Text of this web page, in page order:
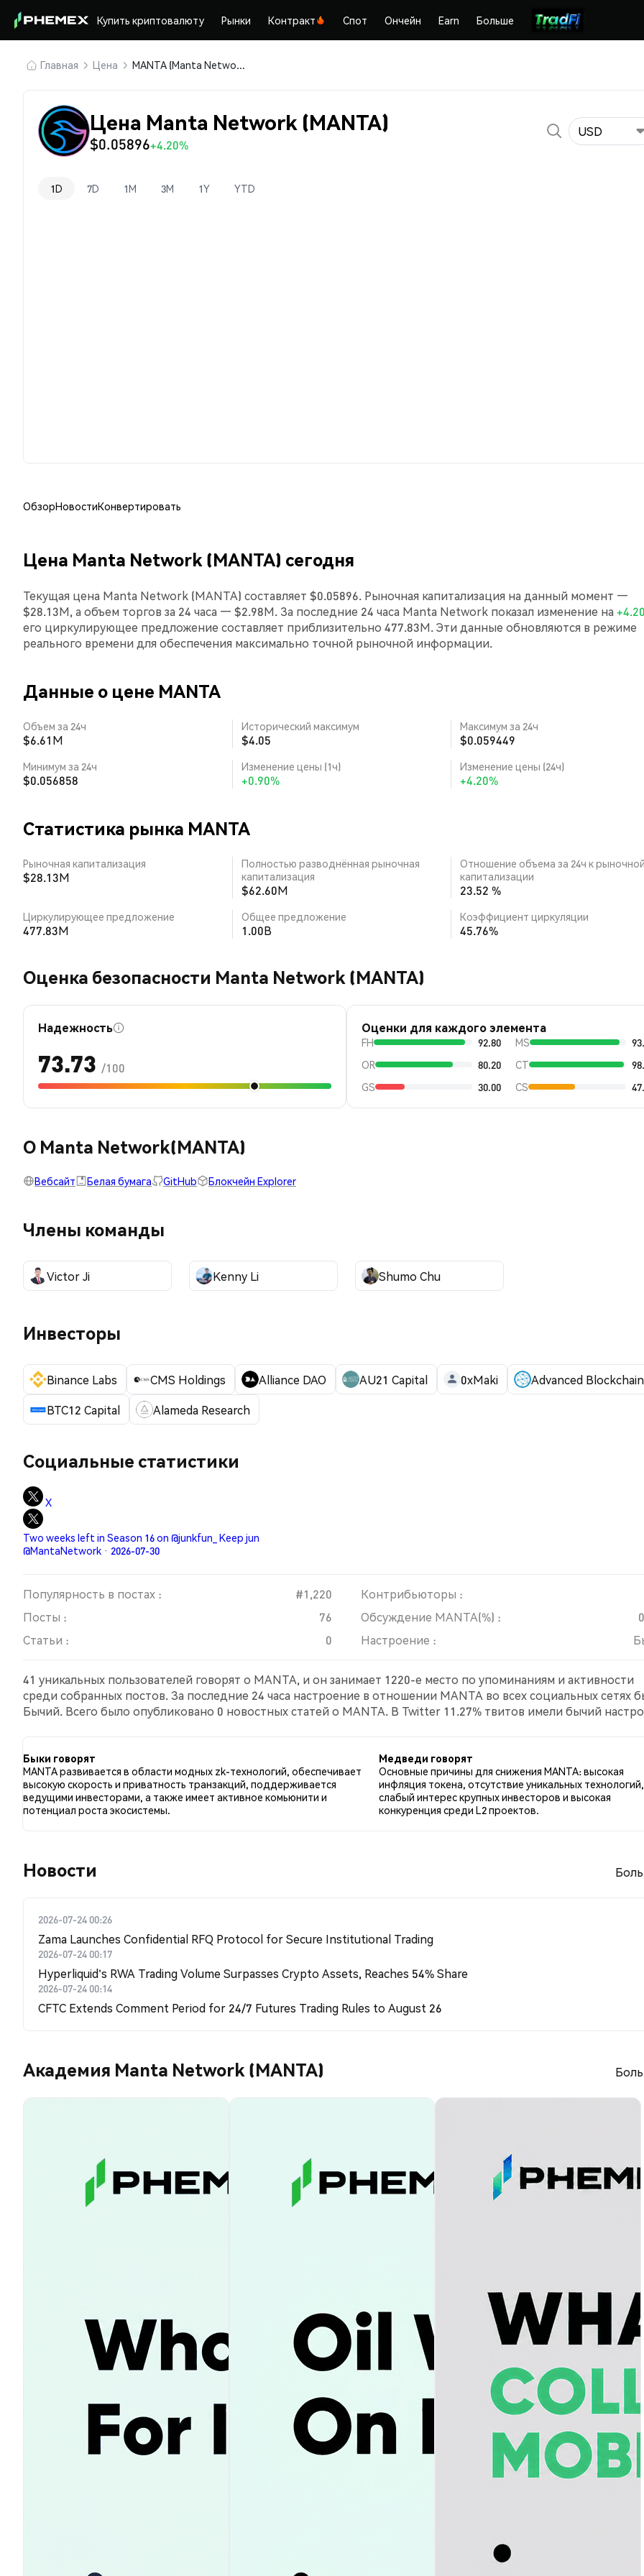
Купить криптовалюту Рынки Контракт Спот Ончейн Earn Больше
Главная Цена MANTA (Manta Network)
Цена Manta Network (MANTA)
$0.05896+4.20%
USD
1D 7D 1M 3M 1Y YTD
ОбзорНовостиКонвертировать
Цена Manta Network (MANTA) сегодня
Текущая цена Manta Network (MANTA) составляет $0.05896. Рыночная капитализация на данный момент —
$28.13M, а объем торгов за 24 часа — $2.98M. За последние 24 часа Manta Network показал изменение на
его циркулирующее предложение составляет приблизительно 477.83M. Эти данные обновляются в режиме
реального времени для обеспечения максимально точной рыночной информации.
Данные о цене MANTA
Объем за 24ч
$6.61M
Исторический максимум
$4.05
Максимум за 24ч
$0.059449
Минимум за 24ч
$0.056858
Изменение цены (1ч)
+0.90%
Изменение цены (24ч)
+4.20%
Статистика рынка MANTA
Рыночная капитализация
$28.13M
Полностью разводнённая рыночная
капитализация
$62.60M
Отношение объема за 24ч к
капитализации
23.52 %
Циркулирующее предложение
477.83M
Общее предложение
1.00B
Коэффициент циркуляции
45.76%
Оценка безопасности Manta Network (MANTA)
Надежность
73.73 /100
Оценки для каждого элемента
FH 92.80 MS
OR
80.20 CT
GS
30.00 CS
О Manta Network(MANTA)
Вебсайт Белая бумага GitHub Блокчейн Explorer
Члены команды
Victor Ji Kenny Li Shumo Chu
Инвесторы
Binance Labs CMS Holdings Alliance DAO AU21 Capital 0xMaki
Advanced Blockchain
BTC12 Capital
Alameda Research
Социальные статистики
X
Two weeks left in Season 16 on @junkfun_ Keep jun
@MantaNetwork · 2026-07-30
Популярность в постах : #1,220
Контрибьюторы :
Посты :
76 Обсуждение MANTA(%) :
Статьи :
0 Настроение :
41 уникальных пользователей говорят о MANTA, и он занимает 1220-е место по упоминаниям и активности
среди собранных постов. За последние 24 часа настроение в отношении MANTA во всех социальных сетях
Бычий. Всего было опубликовано 0 новостных статей о MANTA. В Twitter 11.27% твитов имели бычий
Быки говорят
MANTA развивается в области модных zk-технологий, обеспечивает
высокую скорость и приватность транзакций, поддерживается
ведущими инвесторами, а также имеет активное комьюнити и
потенциал роста экосистемы.
Медведи говорят
Основные причины для снижения MANTA: высокая
инфляция токена, отсутствие уникальных технологий,
слабый интерес крупных инвесторов и высокая
конкуренция среди L2 проектов.
Новости
2026-07-24 00:26
Zama Launches Confidential RFQ Protocol for Secure Institutional Trading
2026-07-24 00:17
Hyperliquid's RWA Trading Volume Surpasses Crypto Assets, Reaches 54% Share
2026-07-24 00:14
CFTC Extends Comment Period for 24/7 Futures Trading Rules to August 26
Академия Manta Network (MANTA)